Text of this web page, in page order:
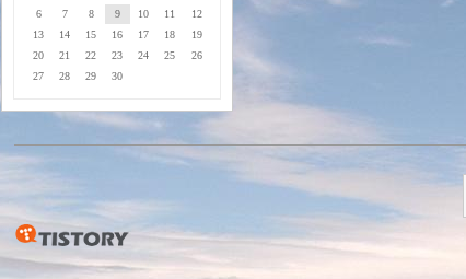
6
7 8 9 10 11
12
13
14 15 16 17 18
19
20
21 22 23 24 25
26
27
28 29 30